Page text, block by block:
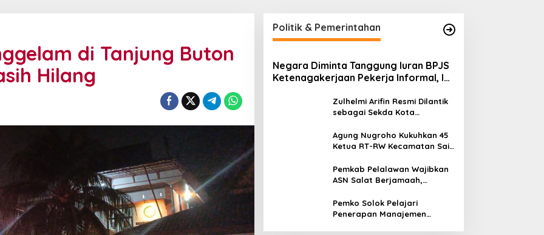
di Tanjung Buton
Hilang
Politik & Pemerintahan
Negara Diminta Tanggung Iuran BPJS
Ketenagakerjaan Pekerja Informal, Ini
Zulhelmi Arifin Resmi Dilantik
sebagai Sekda Kota
Agung Nugroho Kukuhkan 45
Ketua RT-RW Kecamatan Sail,
Warga
Pemkab Pelalawan Wajibkan
ASN Salat Berjamaah,
Jadi Empat Kali
Pemko Solok Pelajari
Penerapan Manajemen